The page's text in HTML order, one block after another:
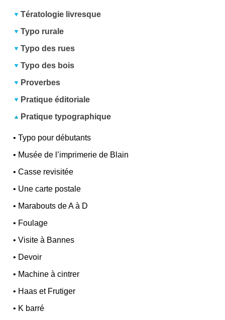
Tératologie livresque
Typo rurale
Typo des rues
Typo des bois
Proverbes
Pratique éditoriale
Pratique typographique
•Typo pour débutants
• Musée de l’imprimerie de Blain
•Casse revisitée
• Une carte postale
• Marabouts de A à D
• Foulage
•Visite à Bannes
• Devoir
• Machine à cintrer
• Haas et Frutiger
• K barré